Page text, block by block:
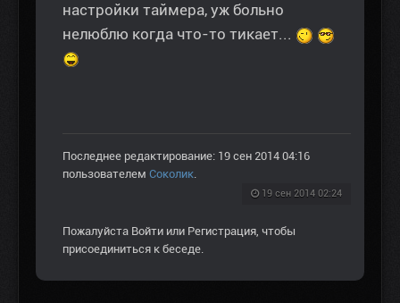
настройки таймера, уж больно
нелюблю когда что-то тикает...
Последнее редактирование: 19 сен 2014 04:16
пользователем Соколик.
19 сен 2014 02:24
Пожалуйста Войти или Регистрация, чтобы
присоединиться к беседе.